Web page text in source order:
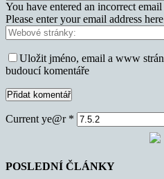
You have entered an incorrect email
Please enter your email address here
Uložit jméno, email a www
budoucí komentáře
Current ye@r *
POSLEDNÍ ČLÁNKY